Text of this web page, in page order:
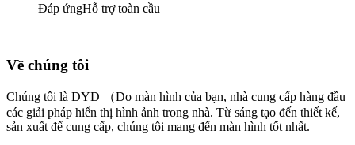
Đáp ứngHỗ trợ toàn cầu
Về chúng tôi
Chúng tôi là DYD （Do màn hình của bạn, nhà cung cấp hàng đầu
các giải pháp hiển thị hình ảnh trong nhà. Từ sáng tạo đến thiết kế,
sản xuất để cung cấp, chúng tôi mang đến màn hình tốt nhất.